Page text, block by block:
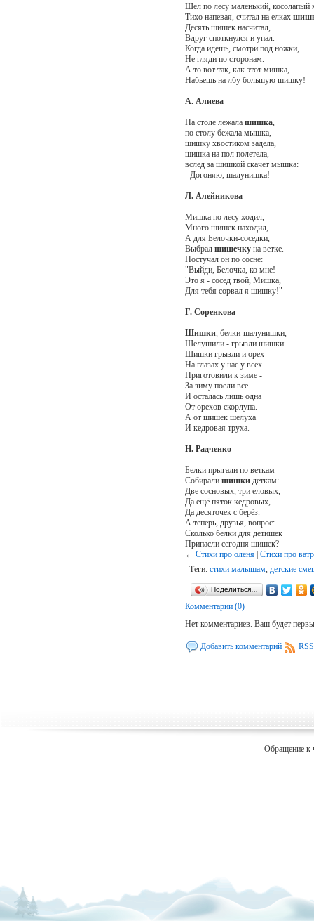
Шел по лесу маленький, косолапый
Тихо напевая, считал на елках
Десять шишек насчитал,
Вдруг споткнулся и упал.
Когда идешь, смотри под ножки,
Не гляди по сторонам.
А то вот так, как этот мишка,
Набьешь на лбу большую шишку!
А. Алиева
На столе лежала шишка,
по столу бежала мышка,
шишку хвостиком задела,
шишка на пол полетела,
вслед за шишкой скачет мышка:
- Догоняю, шалунишка!
Л. Алейникова
Мишка по лесу ходил,
Много шишек находил,
А для Белочки-соседки,
Выбрал шишечкуна ветке.
Постучал он по сосне:
"Выйди, Белочка, ко мне!
Это я - сосед твой, Мишка,
Для тебя сорвал я шишку!"
Г. Соренкова
Шишки, белки-шалунишки,
Шелушили - грызли шишки.
Шишки грызли и орех
На глазах у нас у всех.
Приготовили к зиме -
За зиму поели все.
И осталась лишь одна
От орехов скорлупа.
А от шишек шелуха
И кедровая труха.
Н. Радченко
Белки прыгали по веткам -
Собирали шишкидеткам:
Две сосновых, три еловых,
Да ещё пяток кедровых,
Да десяточек с берёз.
А теперь, друзья, вопрос:
Сколько белки для детишек
Припасли сегодня шишек?
← Стихи про оленя| Стихи про
Теги: стихи малышам, детские
Поделиться…
Комментарии (0)
Нет комментариев. Ваш будет
Добавить комментарий
Обращение к